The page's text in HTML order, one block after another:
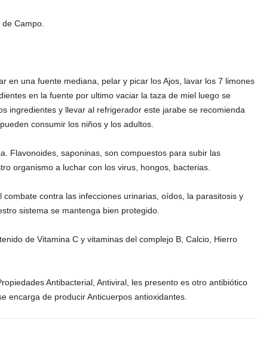
Campo.
en una fuente mediana, pelar y picar los Ajos, lavar los 7 limones
en la fuente por ultimo vaciar la taza de miel luego se
ingredientes y llevar al refrigerador este jarabe se recomienda
consumir los niños y los adultos.
Flavonoides, saponinas, son compuestos para subir las
organismo a luchar con los virus, hongos, bacterias.
combate contra las infecciones urinarias, oídos, la parasitosis y
sistema se mantenga bien protegido.
de Vitamina C y vitaminas del complejo B, Calcio, Hierro
Antibacterial, Antiviral, les presento es otro antibiótico
encarga de producir Anticuerpos antioxidantes.